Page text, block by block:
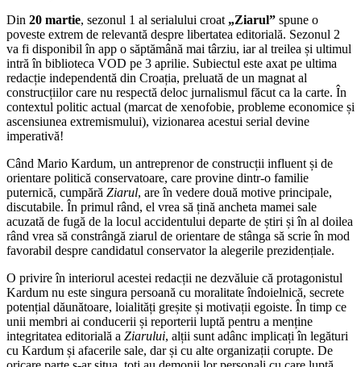
Din 20 martie, sezonul 1 al serialului croat „Ziarul” spune o
poveste extrem de relevantă despre libertatea editorială. Sezonul 2
va fi disponibil în app o săptămână mai târziu, iar al treilea și ultimul
intră în biblioteca VOD pe 3 aprilie. Subiectul este axat pe ultima
redacție independentă din Croația, preluată de un magnat al
construcțiilor care nu respectă deloc jurnalismul făcut ca la carte. În
contextul politic actual (marcat de xenofobie, probleme economice și
ascensiunea extremismului), vizionarea acestui serial devine
imperativă!
Când Mario Kardum, un antreprenor de construcții influent și de
orientare politică conservatoare, care provine dintr-o familie
puternică, cumpără Ziarul, are în vedere două motive principale,
discutabile. În primul rând, el vrea să țină ancheta mamei sale
acuzată de fugă de la locul accidentului departe de știri și în al doilea
rând vrea să constrângă ziarul de orientare de stânga să scrie în mod
favorabil despre candidatul conservator la alegerile prezidențiale.
O privire în interiorul acestei redacții ne dezvăluie că protagonistul
Kardum nu este singura persoană cu moralitate îndoielnică, secrete
potențial dăunătoare, loialități greșite și motivații egoiste. În timp ce
unii membri ai conducerii și reporterii luptă pentru a menține
integritatea editorială a Ziarului, alții sunt adânc implicați în legături
cu Kardum și afacerile sale, dar și cu alte organizații corupte. De